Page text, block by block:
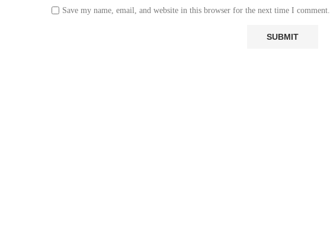
Save my name, email, and website in this browser for the next time I comment.